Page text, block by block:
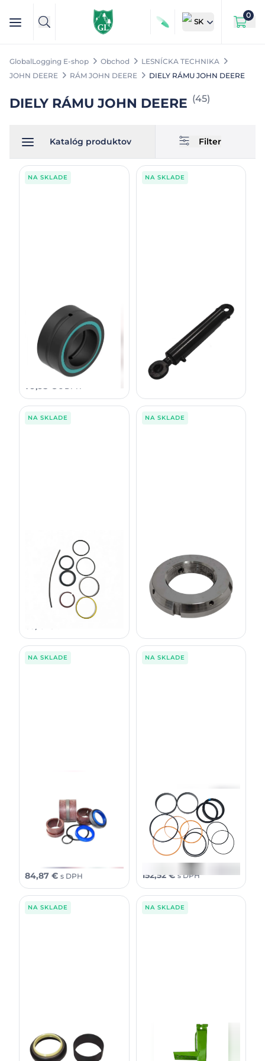
SK
0
GlobalLogging E-shop Obchod
LESNÍCKA TECHNIKA
JOHN DEERE
RÁM JOHN DEERE DIELY RÁMU JOHN DEERE
DIELY RÁMU JOHN DEERE (45)
Katalóg produktov Filter
NA SKLADE
Ložisko stredového kĺbu-
dolné F023424
810B/C/D/E, 1010B/D, 1110,
1110C/D, 1058, 1158
65,00€ bez DPH
NA SKLADE
Piestnica riadenia E/G modely
harvestory / vyvážačky
1 710,00
NA SKLADE
Sada tesnení piestnice
nivelácie kabíny F074691
810E 1010E 1110E 1110G 1210E
1210G 1510E 1510G
€ bez DPH
NA SKLADE
Matica stredového kĺbu
F012186
810B/C/D/E
38,00€ bez DPH
NA SKLADE
naklápania kabíny/schodov
1110 1110C 1410B 1458 1710B
1710D 1711D 1758 810C
84,87 € s DPH
NA SKLADE
Sada tesnenia piestu
piestnice riadenia E/G modely
AHC19978/AH212101
bez DPH
152,52 € s DPH
NA SKLADE
Opravná sada pre tyč+maticu
piestnice riadenia E/G modely
NA SKLADE
Schody vyvážačky JD/TJ